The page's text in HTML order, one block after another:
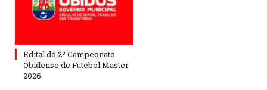
Edital do 2º Campeonato
Obidense de Futebol Master
2026